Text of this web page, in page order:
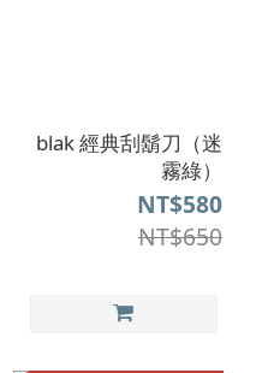
blak 經典刮鬍刀（迷
霧綠）
NT$580
NT$650